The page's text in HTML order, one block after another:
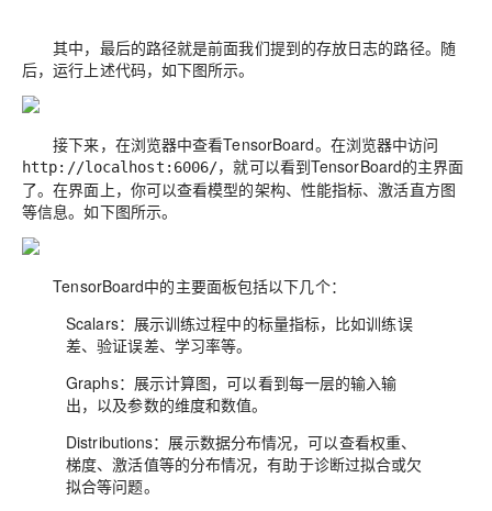
其中，最后的路径就是前面我们提到的存放日志的路径。随
后，运行上述代码，如下图所示。
接下来，在浏览器中查看TensorBoard。在浏览器中访问
http://localhost:6006/，就可以看到TensorBoard的主界面
了。在界面上，你可以查看模型的架构、性能指标、激活直方图
等信息。如下图所示。
TensorBoard中的主要面板包括以下几个：
Scalars：展示训练过程中的标量指标，比如训练误
差、验证误差、学习率等。
Graphs：展示计算图，可以看到每一层的输入输
出，以及参数的维度和数值。
Distributions：展示数据分布情况，可以查看权重、
梯度、激活值等的分布情况，有助于诊断过拟合或欠
拟合等问题。